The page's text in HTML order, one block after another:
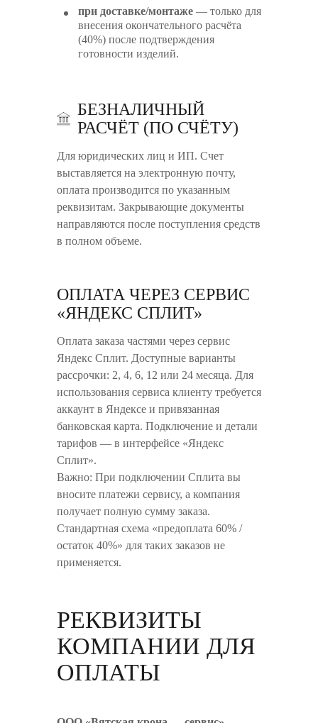
при доставке/монтаже — только для
внесения окончательного расчёта
(40%) после подтверждения
готовности изделий.
БЕЗНАЛИЧНЫЙ
РАСЧЁТ (ПО СЧЁТУ)
Для юридических лиц и ИП. Счет
выставляется на электронную почту,
оплата производится по указанным
реквизитам. Закрывающие документы
направляются после поступления средств
в полном объеме.
ОПЛАТА ЧЕРЕЗ СЕРВИС
«ЯНДЕКС СПЛИТ»
Оплата заказа частями через сервис
Яндекс Сплит. Доступные варианты
рассрочки: 2, 4, 6, 12 или 24 месяца. Для
использования сервиса клиенту требуется
аккаунт в Яндексе и привязанная
банковская карта. Подключение и детали
тарифов — в интерфейсе «Яндекс
Сплит».
Важно: При подключении Сплита вы
вносите платежи сервису, а компания
получает полную сумму заказа.
Стандартная схема «предоплата 60% /
остаток 40%» для таких заказов не
применяется.
РЕКВИЗИТЫ
КОМПАНИИ ДЛЯ
ОПЛАТЫ